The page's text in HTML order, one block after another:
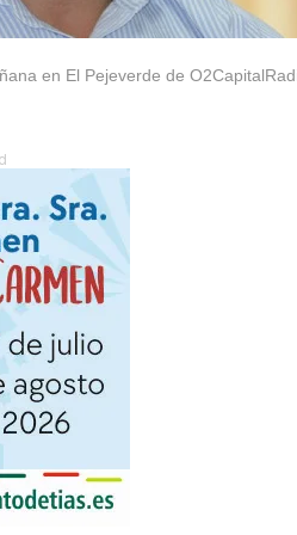
en El Pejeverde de